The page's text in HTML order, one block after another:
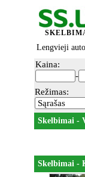
Lengvieji
Kaina:
-
Režimas:
Skelbimai -
Skelbimai -